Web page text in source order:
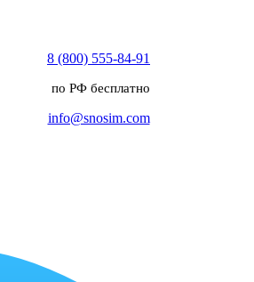
8 (800) 555-84-91
по РФ бесплатно
info@snosim.com